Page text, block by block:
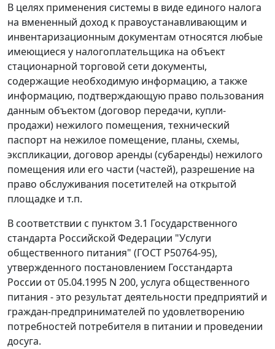
В целях применения системы в виде единого налога
на вмененный доход к правоустанавливающим и
инвентаризационным документам относятся любые
имеющиеся у налогоплательщика на объект
стационарной торговой сети документы,
содержащие необходимую информацию, а также
информацию, подтверждающую право пользования
данным объектом (договор передачи, купли-
продажи) нежилого помещения, технический
паспорт на нежилое помещение, планы, схемы,
экспликации, договор аренды (субаренды) нежилого
помещения или его части (частей), разрешение на
право обслуживания посетителей на открытой
площадке и т.п.
В соответствии с пунктом 3.1 Государственного
стандарта Российской Федерации "Услуги
общественного питания" (ГОСТ Р50764-95),
утвержденного постановлением Госстандарта
России от 05.04.1995 N 200, услуга общественного
питания - это результат деятельности предприятий и
граждан-предпринимателей по удовлетворению
потребностей потребителя в питании и проведении
досуга.